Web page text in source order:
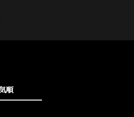
順